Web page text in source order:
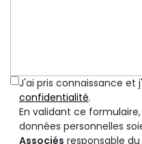
J'ai pris connaissance et
confidentialité.
En validant ce
données personnelles
Associés responsable